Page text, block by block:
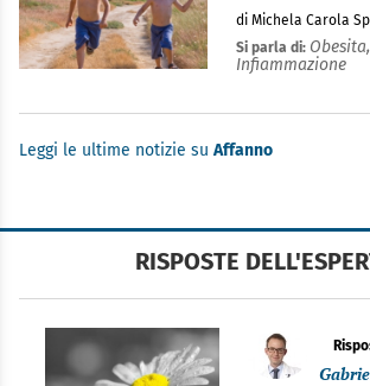
di Michela Carola
Si parla di:
Infiammazione
Leggi le ultime notizie su Affanno
RISPOSTE